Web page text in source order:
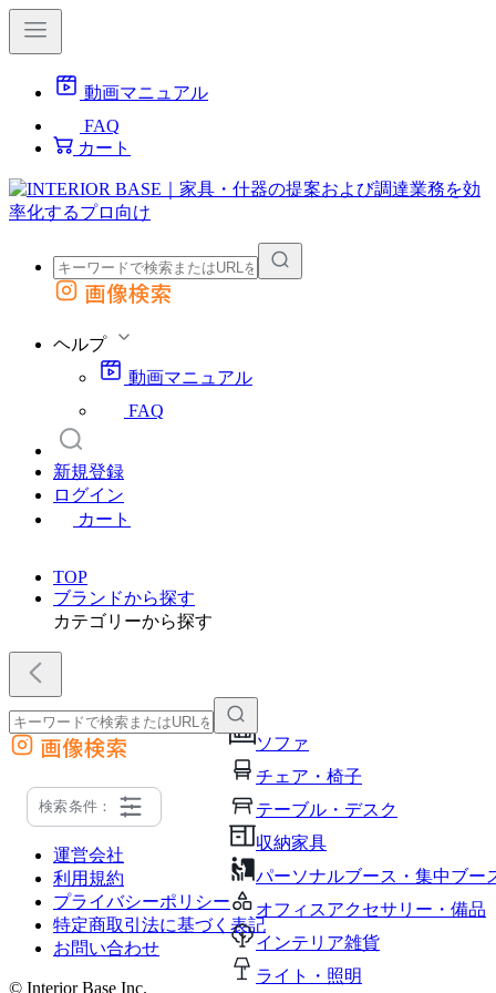
動画マニュアル
FAQ
カート
外部サイトの商品をカートに追加
画像検索
ヘルプ
動画マニュアル
FAQ
新規登録
ログイン
カート
TOP
ブランドから探す
カテゴリーから探す
ソファ
チェア・椅子
テーブル・デスク
収納家具
パーソナルブース・集中ブー
オフィスアクセサリー・備品
インテリア雑貨
ライト・照明
外部サイトの商品をカートに追加
他のサイトで見つけた商品ページのURLを貼り付けて、カートに追加できます
画像検索
検索条件：
運営会社
利用規約
プライバシーポリシー
特定商取引法に基づく表記
お問い合わせ
© Interior Base Inc.